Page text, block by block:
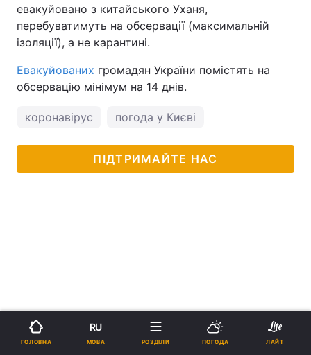
евакуйовано з китайського Уханя,
перебуватимуть на обсервації (максимальній
ізоляції), а не карантині.
Евакуйованих громадян України помістять на
обсервацію мінімум на 14 днів.
коронавірус погода у Києві
ПІДТРИМАЙТЕ НАС
ГОЛОВНА
RU
МОВА РОЗДІЛИ ПОГОДА ЛАЙТ